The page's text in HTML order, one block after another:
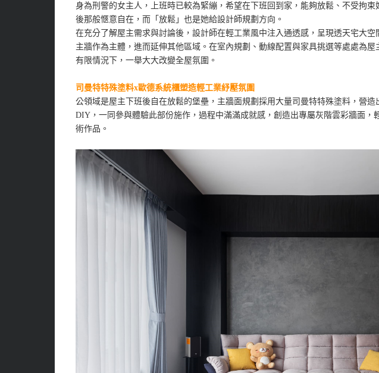
身為刑警的女主人，上班時已較為緊繃，希望在下班回到家，能夠放鬆、不受拘束
後那般愜意自在，而「放鬆」也是她給設計師規劃方向。
在充分了解屋主需求與討論後，設計師在輕工業風中注入通透感，呈現透天宅大
主牆作為主體，進而延伸其他區域。在室內規劃、動線配置與家具挑選等處處為
有限情況下，一舉大大改變全屋氛圍。
司曼特特殊塗料x歐德系統櫃塑造輕工業紓壓氛圍
公領域是屋主下班後自在放鬆的堡壘，主牆面規劃採用大量司曼特特殊塗料，營
DIY，一同參與體驗此部份施作，過程中滿滿成就感，創造出專屬灰階雲彩牆面，
術作品。